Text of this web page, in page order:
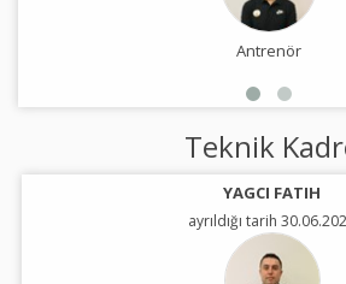
Antrenör
Teknik
YAGCI FATIH
ayrıldığı tarih